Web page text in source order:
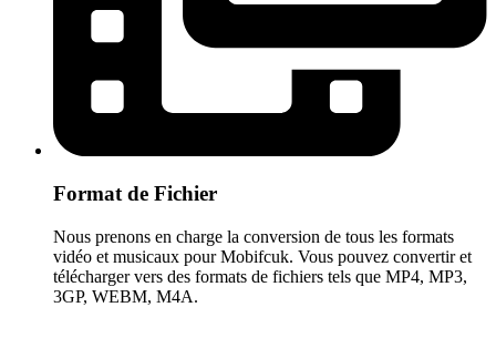
Format de Fichier
Nous prenons en charge la conversion de tous les formats
vidéo et musicaux pour Mobifcuk. Vous pouvez convertir et
télécharger vers des formats de fichiers tels que MP4, MP3,
3GP, WEBM, M4A.